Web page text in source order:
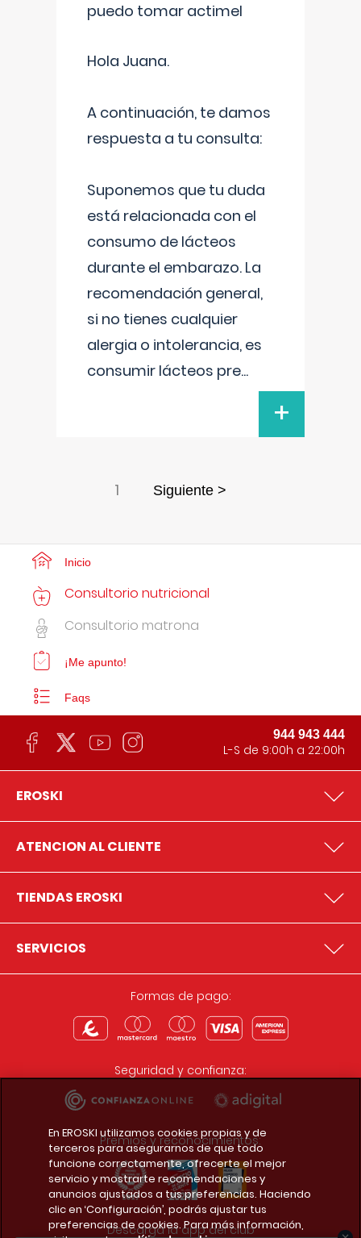
puedo tomar actimel
Hola Juana.
A continuación, te damos
respuesta a tu consulta:
Suponemos que tu duda
está relacionada con el
consumo de lácteos
durante el embarazo. La
recomendación general,
si no tienes cualquier
alergia o intolerancia, es
consumir lácteos pre...
+
1 Siguiente >
Inicio
Consultorio nutricional
Consultorio matrona
¡Me apunto!
Faqs
944 943 444
L-S de 9:00h a 22:00h
EROSKI
ATENCION AL CLIENTE
TIENDAS EROSKI
SERVICIOS
Formas de pago:
Seguridad y confianza:
Premios y reconocimientos:
Descarga la app del club
En EROSKI utilizamos cookies propias y de
terceros para asegurarnos de que todo
funcione correctamente, ofrecerte el mejor
servicio y mostrarte recomendaciones y
anuncios ajustados a tus preferencias. Haciendo
clic en ‘Configuración’, podrás ajustar tus
preferencias de cookies. Para más información,